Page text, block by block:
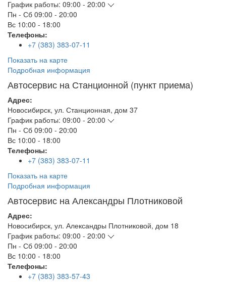
График работы: 09:00 - 20:00
Пн - Сб 09:00 - 20:00
Вс 10:00 - 18:00
Телефоны:
+7 (383) 383-07-11
Показать на карте
Подробная информация
Автосервис на Станционной (пункт приема)
Адрес:
Новосибирск, ул. Станционная, дом 37
График работы: 09:00 - 20:00
Пн - Сб 09:00 - 20:00
Вс 10:00 - 18:00
Телефоны:
+7 (383) 383-07-11
Показать на карте
Подробная информация
Автосервис на Александры Плотниковой
Адрес:
Новосибирск, ул. Александры Плотниковой, дом 18
График работы: 09:00 - 20:00
Пн - Сб 09:00 - 20:00
Вс 10:00 - 18:00
Телефоны:
+7 (383) 383-57-43